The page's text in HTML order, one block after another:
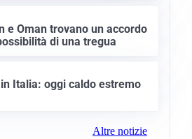
e Oman trovano un accordo
di una tregua
Italia: oggi caldo estremo
Altre notizie